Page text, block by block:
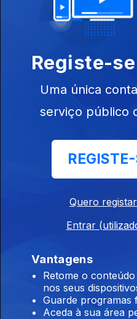
Registe-se
Uma única
serviço público
Quero
Entrar
Vantagens
Retome o
nos seus
Guarde programas
Aceda à sua área